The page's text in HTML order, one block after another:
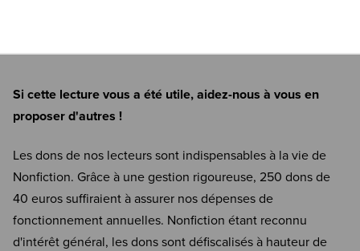
Si cette lecture vous a été utile, aidez-nous à vous en
proposer d'autres !
Les dons de nos lecteurs sont indispensables à la vie de
Nonfiction. Grâce à une gestion rigoureuse, 250 dons de
40 euros suffiraient à assurer nos dépenses de
fonctionnement annuelles. Nonfiction étant reconnu
d'intérêt général, les dons sont défiscalisés à hauteur de